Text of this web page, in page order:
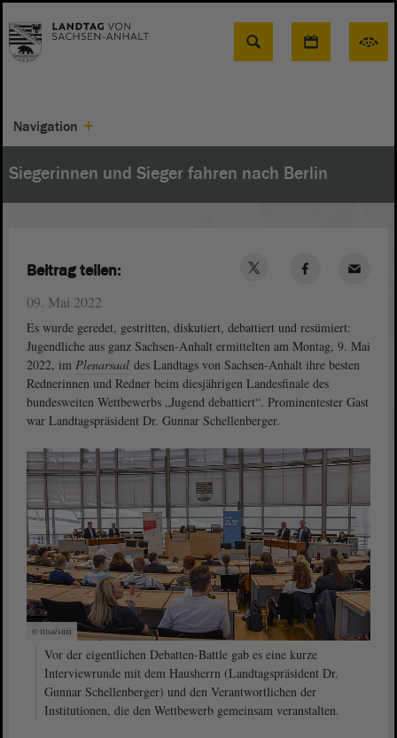
Suche
Navigation
Siegerinnen und Sieger fahren nach Berlin
09. Mai 2022
Es wurde geredet, gestritten, diskutiert, debattiert und resümiert:
Jugendliche aus ganz Sachsen-Anhalt ermittelten am Montag, 9. Mai
2022, im Plenarsaal des Landtags von Sachsen-Anhalt ihre besten
Rednerinnen und Redner beim diesjährigen Landesfinale des
bundesweiten Wettbewerbs „Jugend debattiert“. Prominentester Gast
war Landtagspräsident Dr. Gunnar Schellenberger.
© ltlsa/smü
Vor der eigentlichen Debatten-Battle gab es eine kurze
Interviewrunde mit dem Hausherrn (Landtagspräsident Dr.
Gunnar Schellenberger) und den Verantwortlichen der
Institutionen, die den Wettbewerb gemeinsam veranstalten.
Beitrag teilen: